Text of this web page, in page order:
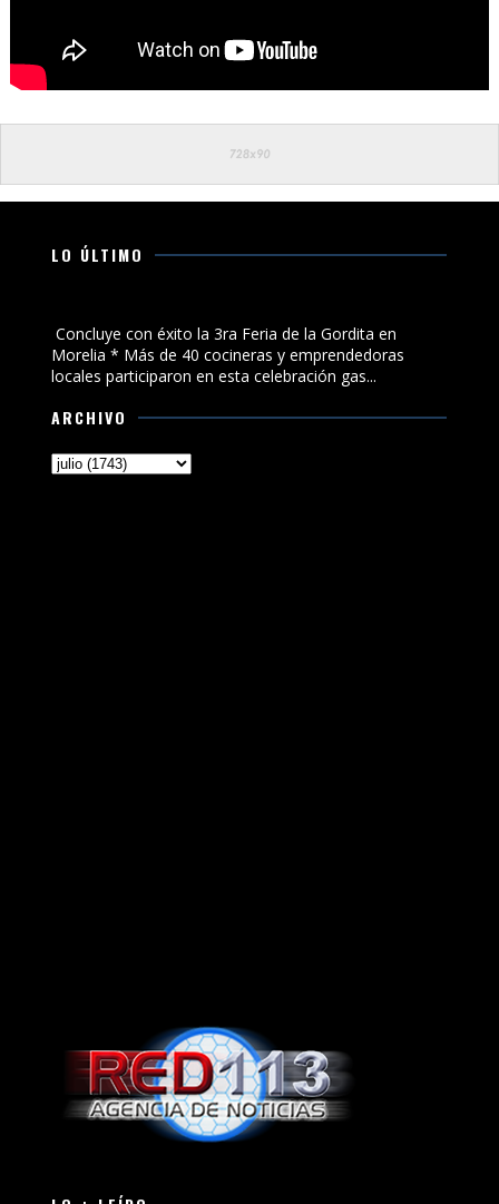
LO ÚLTIMO
Concluye con éxito la 3ra Feria de la Gordita en
Morelia * Más de 40 cocineras y emprendedoras
locales participaron en esta celebración gas...
ARCHIVO